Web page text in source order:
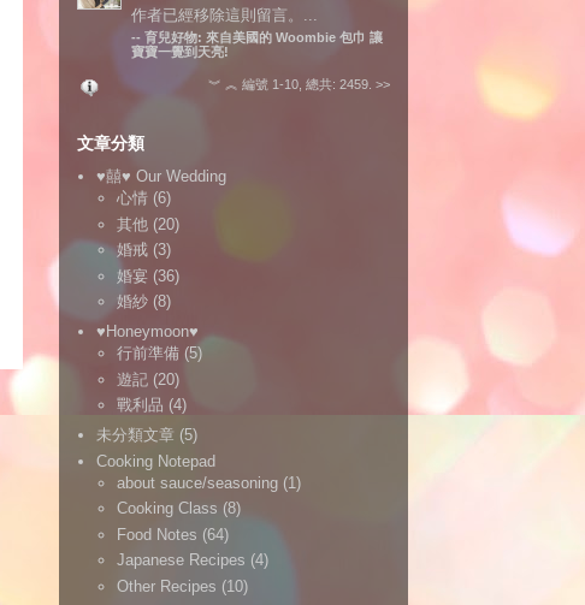
作者已經移除這則留言。...
-- 育兒好物: 來自美國的 Woombie 包巾 讓
寶寶一覺到天亮!
︾ ︽ 編號 1-10, 總共: 2459. >>
文章分類
♥囍♥ Our Wedding
心情 (6)
其他 (20)
婚戒 (3)
婚宴 (36)
婚紗 (8)
♥Honeymoon♥
行前準備 (5)
遊記 (20)
戰利品 (4)
未分類文章 (5)
Cooking Notepad
about sauce/seasoning (1)
Cooking Class (8)
Food Notes (64)
Japanese Recipes (4)
Other Recipes (10)